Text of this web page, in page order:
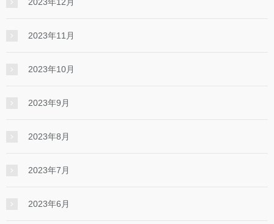
2023年11月
2023年10月
2023年9月
2023年8月
2023年7月
2023年6月